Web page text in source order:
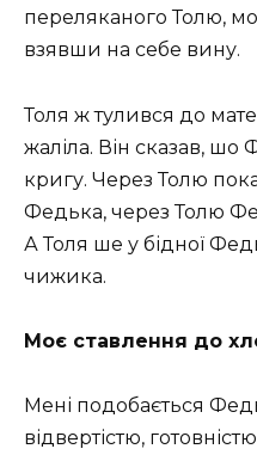
переляканого Толю,
взявши на себе вину.
Толя ж тулився до
жаліла. Він сказав,
кригу. Через Толю
Федька, через Толю
А Толя ше у бідної
чижика.
Моє ставлення до
Мені подобається
відвертістю,